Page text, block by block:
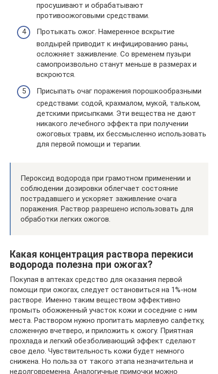
просушивают и обрабатывают
противоожоговыми средствами.
Протыкать ожог. Намеренное вскрытие
волдырей приводит к инфицированию раны,
осложняет заживление. Со временем пузыри
самопроизвольно станут меньше в размерах и
вскроются.
Присыпать очаг поражения порошкообразными
средствами: содой, крахмалом, мукой, тальком,
детскими присыпками. Эти вещества не дают
никакого лечебного эффекта при получении
ожоговых травм, их бессмысленно использовать
для первой помощи и терапии.
Пероксид водорода при грамотном применении и
соблюдении дозировки облегчает состояние
пострадавшего и ускоряет заживление очага
поражения. Раствор разрешено использовать для
обработки легких ожогов.
Какая концентрация раствора перекиси
водорода полезна при ожогах?
Покупая в аптеках средство для оказания первой
помощи при ожогах, следует остановиться на 1%-ном
растворе. Именно таким веществом эффективно
промыть обожженный участок кожи и соседние с ним
места. Раствором нужно пропитать марлевую салфетку,
сложенную вчетверо, и приложить к ожогу. Приятная
прохлада и легкий обезболивающий эффект сделают
свое дело. Чувствительность кожи будет немного
снижена. Но польза от такого этапа незначительна и
недолговременна. Аналогичные примочки можно